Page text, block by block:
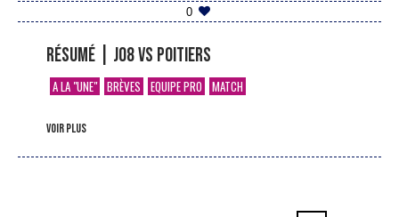
0
Résumé | J08 vs Poitiers
A LA "UNE" BRÈVES EQUIPE PRO MATCH
voir plus